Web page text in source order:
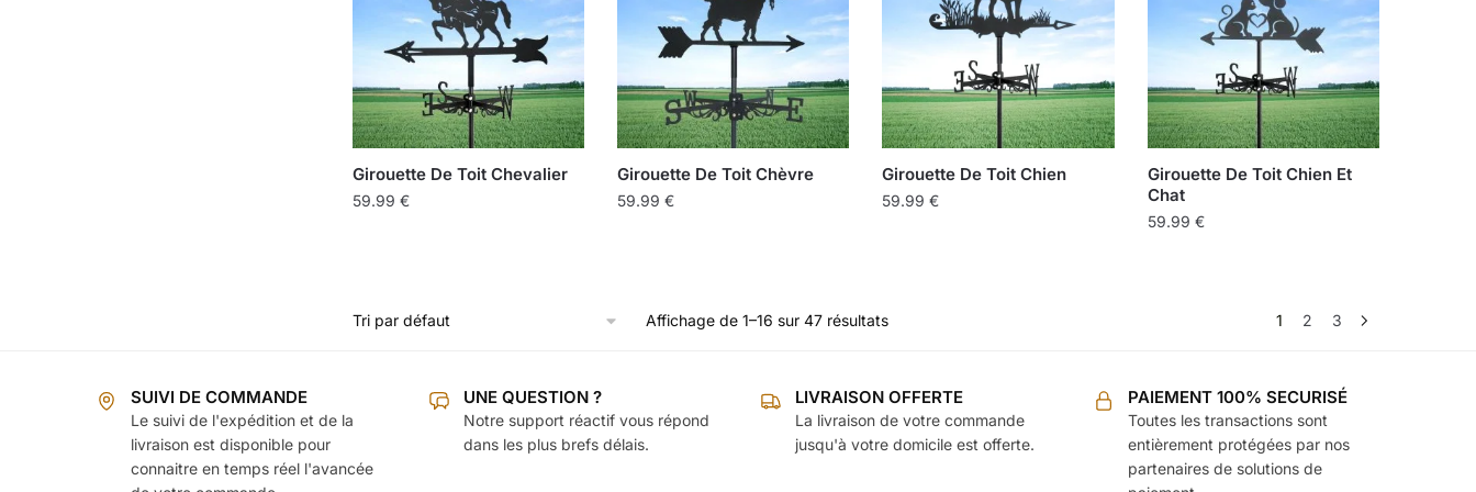
options
peuvent
être
choisies
sur
la
page
options
peuvent
être
choisies
sur
la
page
du
Girouette De Toit Chevalier
59.99 €
Girouette De Toit Chèvre
59.99€
Girouette De Toit Chien
59.99€
plusieurs
options
peuvent
être
Girouette De Toit Chien Et
Chat
59.99 €
Affichage de 1–16 sur 47 résultats 1 2 3
SUIVI DE COMMANDE
Le suivi de l'expédition et de la
livraison est disponible pour
connaitre en temps réel l'avancée
UNE QUESTION ?
Notre support réactif vous répond
dans les plus brefs délais.
LIVRAISON OFFERTE
La livraison de votre commande
jusqu'à votre domicile est offerte.
PAIEMENT 100% SECURISÉ
Toutes les transactions sont
entièrement protégées par nos
partenaires de solutions de